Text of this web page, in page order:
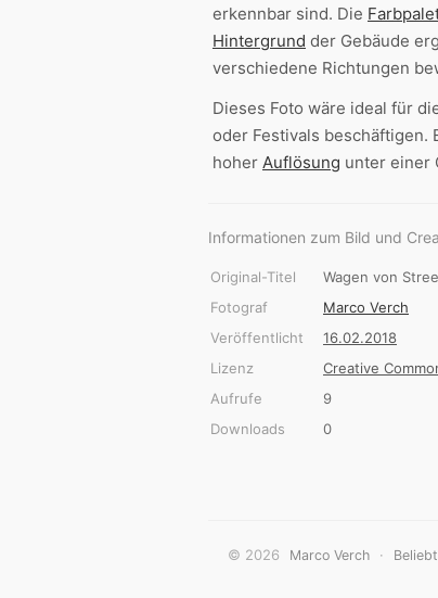
erkennbar sind. Die
Hintergrund der Gebäude
verschiedene Richtungen
Dieses Foto wäre ideal für
oder Festivals beschäftigen.
hoher Auflösung unter einer
Informationen zum Bild und
Original-Titel
Wagen von
Fotograf
Marco Verch
Veröffentlicht
16.02.2018
Lizenz
Creative
Aufrufe
9
Downloads
0
© 2026 Marco Verch · Beliebt